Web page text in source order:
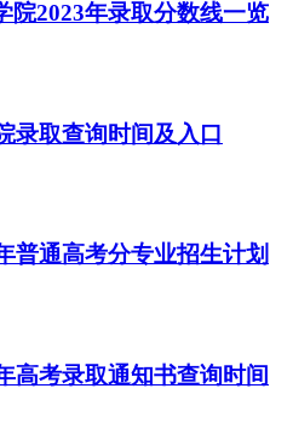
院2023年录取分数线一览
录取查询时间及入口
普通高考分专业招生计划
高考录取通知书查询时间